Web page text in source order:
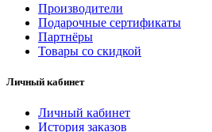
Производители
Подарочные сертификаты
Партнёры
Товары со скидкой
Личный кабинет
Личный кабинет
История заказов